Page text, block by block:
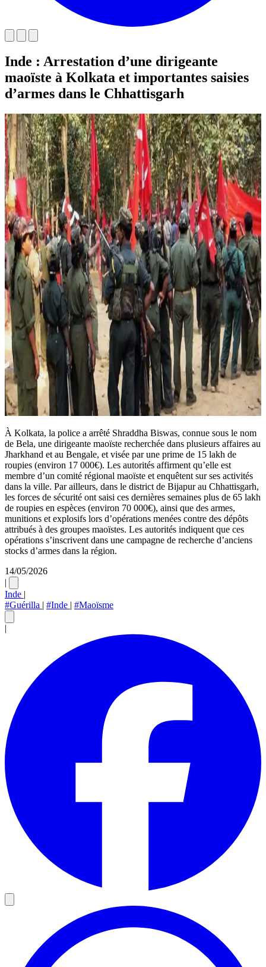
Inde : Arrestation d’une dirigeante
maoïste à Kolkata et importantes saisies
d’armes dans le Chhattisgarh
À Kolkata, la police a arrêté Shraddha Biswas, connue sous le nom
de Bela, une dirigeante maoïste recherchée dans plusieurs affaires au
Jharkhand et au Bengale, et visée par une prime de 15 lakh de
roupies (environ 17 000€). Les autorités affirment qu’elle est
membre d’un comité régional maoïste et enquêtent sur ses activités
dans la ville. Par ailleurs, dans le district de Bijapur au Chhattisgarh,
les forces de sécurité ont saisi ces dernières semaines plus de 65 lakh
de roupies en espèces (environ 70 000€), ainsi que des armes,
munitions et explosifs lors d’opérations menées contre des dépôts
attribués à des groupes maoïstes. Les autorités indiquent que ces
opérations s’inscrivent dans une campagne de recherche d’anciens
stocks d’armes dans la région.
14/05/2026
|
Inde |
#Guérilla | #Inde | #Maoïsme
|